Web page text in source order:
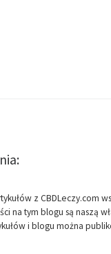
z CBDLeczy.com
na tym blogu są naszą
i blogu można